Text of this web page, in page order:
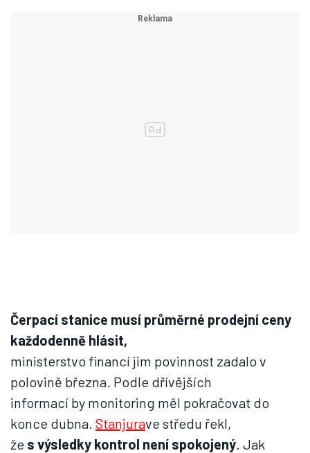
Čerpací stanice musí průměrné prodejní ceny
každodenně hlásit,
ministerstvo financí jim povinnost zadalo v
polovině března. Podle dřívějších
informací by monitoring měl pokračovat do
konce dubna. Stanjurave středu řekl,
že s výsledky kontrol není spokojený. Jak